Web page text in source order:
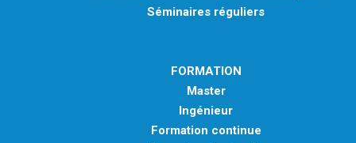
Séminaires réguliers
FORMATION
Master
Ingénieur
Formation continue